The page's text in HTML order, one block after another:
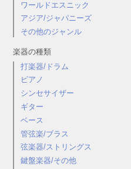
ワールドエスニック
アジア/ジャパニーズ
その他のジャンル
楽器の種類
打楽器/ドラム
ピアノ
シンセサイザー
ギター
ベース
管弦楽/ブラス
弦楽器/ストリングス
鍵盤楽器/その他